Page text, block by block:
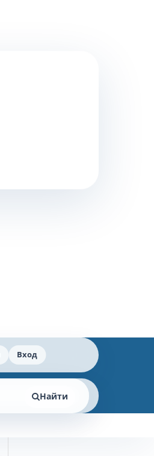
Вход
Найти